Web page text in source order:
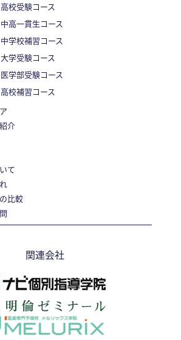
高校受験コース
中高一貫生コース
中学校補習コース
大学受験コース
医学部受験コース
高校補習コース
介
て
比較
関連会社